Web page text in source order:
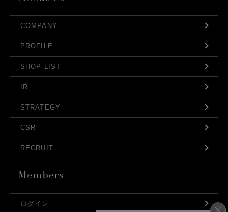
COMPANY
PROFILE
SHOP LIST
IR
STRATEGY
CSR
RECRUIT
ログイン